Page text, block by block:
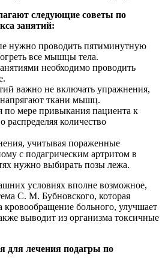
следующие советы по
занятий:
нужно проводить пятиминутную
все мышцы тела.
необходимо проводить
важно не включать упражнения,
ткани мышц.
по мере привыкания пациента к
распределяя количество
учитывая пораженные
с подагрическим артритом в
нужно выбирать позы лежа.
условиях вполне возможное,
С. М. Бубновского, которая
кровообращение больного, улучшает
выводит из организма токсичные
для лечения подагры по